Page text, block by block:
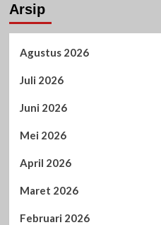
Arsip
Agustus 2026
Juli 2026
Juni 2026
Mei 2026
April 2026
Maret 2026
Februari 2026